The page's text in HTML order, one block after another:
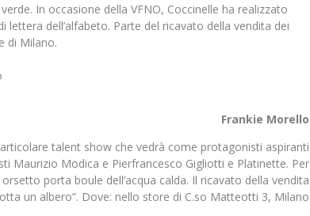
In occasione della VFNO, Coccinelle ha realizzato
lettera dell’alfabeto. Parte del ricavato della vendita dei
di Milano.
Frankie Morello
talent show che vedrà come protagonisti aspiranti
Maurizio Modica e Pierfrancesco Gigliotti e Platinette. Per
porta boule dell’acqua calda. Il ricavato della vendita
un albero”. Dove: nello store di C.so Matteotti 3, Milano